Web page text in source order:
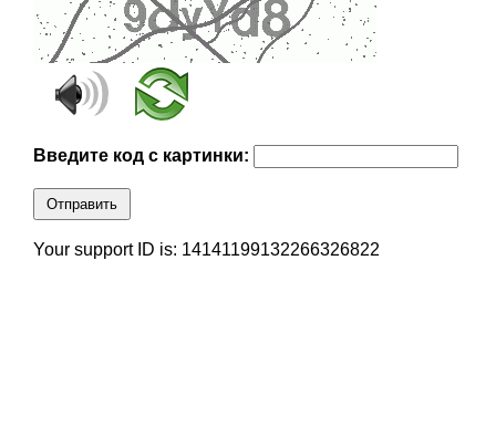
Введите код с картинки:
Отправить
Your support ID is: 14141199132266326822